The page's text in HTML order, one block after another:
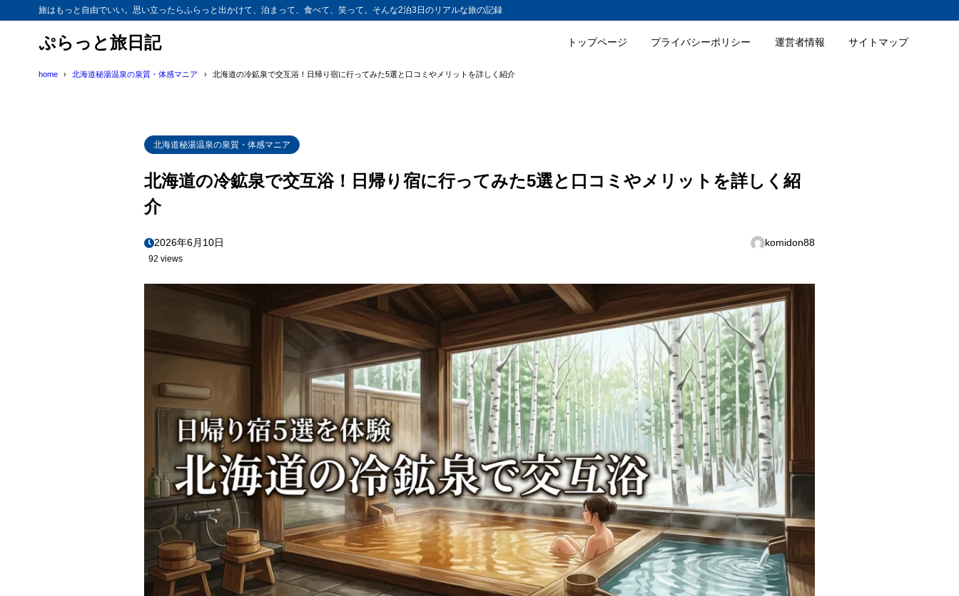
旅はもっと自由でいい。思い立ったらふらっと出かけて、泊まって、食べて、笑って。そんな2泊3日のリアルな旅の記録
ぷらっと旅日記 トップページ プライバシーポリシー 運営者情報 サイトマップ
home 北海道秘湯温泉の泉質・体感マニア 北海道の冷鉱泉で交互浴！日帰り宿に行ってみた5選と口コミやメリットを詳しく紹介
北海道秘湯温泉の泉質・体感マニア
北海道の冷鉱泉で交互浴！日帰り宿に行ってみた5選と口コミやメリットを詳しく紹
介
2026年6月10日 komidon88
92 views